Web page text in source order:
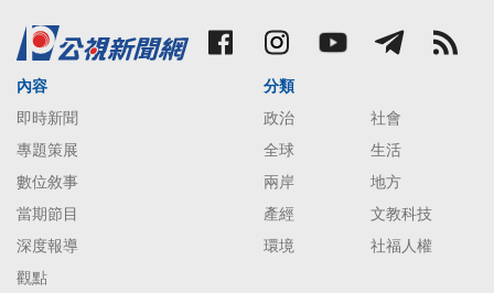
內容
即時新聞
專題策展
數位敘事
當期節目
深度報導
觀點
分類
政治
社會
全球
生活
兩岸
地方
產經
文教科技
環境
社福人權